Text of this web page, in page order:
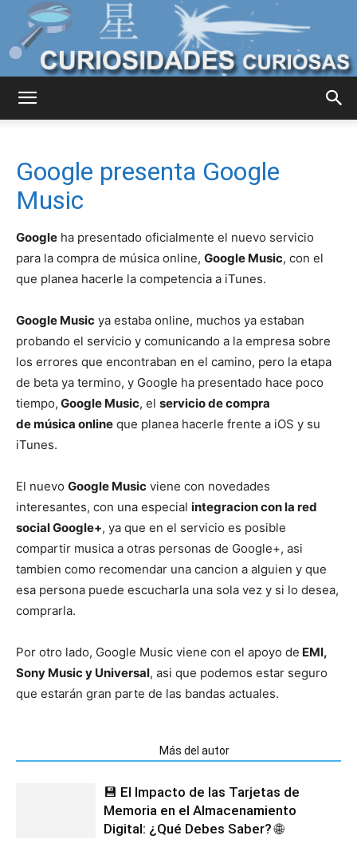
Curiosas
del
Mundo
Google presenta Google
Music
Google ha presentado oficialmente el nuevo servicio
para la compra de música online, Google Music, con el
que planea hacerle la competencia a iTunes.
Google Music ya estaba online, muchos ya estaban
probando el servicio y comunicando a la empresa sobre
los errores que encontraban en el camino, pero la etapa
de beta ya termino, y Google ha presentado hace poco
tiempo, Google Music, el servicio de compra
de música online que planea hacerle frente a iOS y su
iTunes.
El nuevo Google Music viene con novedades
interesantes, con una especial integracion con la red
social Google+, ya que en el servicio es posible
compartir musica a otras personas de Google+, asi
tambien como recomendar una cancion a alguien y que
esa persona puede escucharla una sola vez y si lo desea,
comprarla.
Por otro lado, Google Music viene con el apoyo de EMI,
Sony Music y Universal, asi que podemos estar seguro
que estarán gran parte de las bandas actuales.
Más del autor
💾 El Impacto de las Tarjetas de
Memoria en el Almacenamiento
Digital: ¿Qué Debes Saber? 🌐